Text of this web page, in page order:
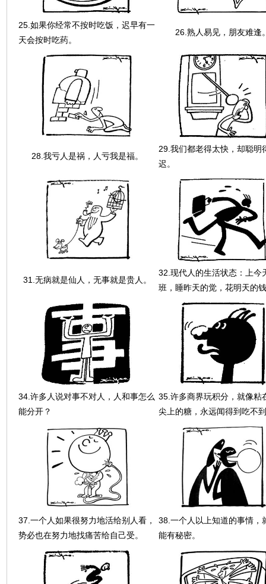
25.如果你经常不按时吃饭，迟早有一
天会按时吃药。
26.熟人易见，朋友难逢
28.我亏人是祸，人亏我是福。
29.我们都老得太快，却聪明
迟。
31.无病就是仙人，无事就是贵人。
32.现代人的生活状态：上今
班，睡昨天的觉，花明天的
34.许多人说对事不对人，人和事怎么
能分开？
35.许多商界玩积分，就像粘
尖上的糖，永远闻得到吃不
37.一个人如果很努力地活给别人看，
势必也在努力地找痛苦给自己受。
38.一个人以上知道的事情，
能有秘密。